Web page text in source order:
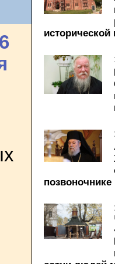
исторической
позвоночнике